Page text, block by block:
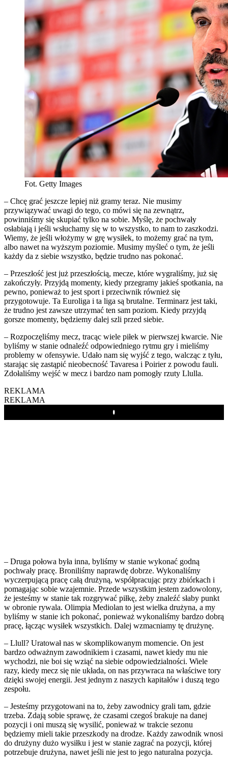
Fot. Getty Images
– Chcę grać jeszcze lepiej niż gramy teraz. Nie musimy
przywiązywać uwagi do tego, co mówi się na zewnątrz,
powinniśmy się skupiać tylko na sobie. Myślę, że pochwały
osłabiają i jeśli wsłuchamy się w to wszystko, to nam to zaszkodzi.
Wiemy, że jeśli włożymy w grę wysiłek, to możemy grać na tym,
albo nawet na wyższym poziomie. Musimy myśleć o tym, że jeśli
każdy da z siebie wszystko, będzie trudno nas pokonać.
– Przeszłość jest już przeszłością, mecze, które wygraliśmy, już się
zakończyły. Przyjdą momenty, kiedy przegramy jakieś spotkania, na
pewno, ponieważ to jest sport i przeciwnik również się
przygotowuje. Ta Euroliga i ta liga są brutalne. Terminarz jest taki,
że trudno jest zawsze utrzymać ten sam poziom. Kiedy przyjdą
gorsze momenty, będziemy dalej szli przed siebie.
– Rozpoczęliśmy mecz, tracąc wiele piłek w pierwszej kwarcie. Nie
byliśmy w stanie odnaleźć odpowiedniego rytmu gry i mieliśmy
problemy w ofensywie. Udało nam się wyjść z tego, walcząc z tyłu,
starając się zastąpić nieobecność Tavaresa i Poirier z powodu fauli.
Zdołaliśmy wejść w mecz i bardzo nam pomogły rzuty Llulla.
REKLAMA
REKLAMA
Play
– Druga połowa była inna, byliśmy w stanie wykonać godną
pochwały pracę. Broniliśmy naprawdę dobrze. Wykonaliśmy
wyczerpującą pracę całą drużyną, współpracując przy zbiórkach i
pomagając sobie wzajemnie. Przede wszystkim jestem zadowolony,
że jesteśmy w stanie tak rozgrywać piłkę, żeby znaleźć słaby punkt
w obronie rywala. Olimpia Mediolan to jest wielka drużyna, a my
byliśmy w stanie ich pokonać, ponieważ wykonaliśmy bardzo dobrą
pracę, łącząc wysiłek wszystkich. Dalej wzmacniamy tę drużynę.
– Llull? Uratował nas w skomplikowanym momencie. On jest
bardzo odważnym zawodnikiem i czasami, nawet kiedy mu nie
wychodzi, nie boi się wziąć na siebie odpowiedzialności. Wiele
razy, kiedy mecz się nie układa, on nas przywraca na właściwe tory
dzięki swojej energii. Jest jednym z naszych kapitałów i duszą tego
zespołu.
– Jesteśmy przygotowani na to, żeby zawodnicy grali tam, gdzie
trzeba. Zdają sobie sprawę, że czasami czegoś brakuje na danej
pozycji i oni muszą się wysilić, ponieważ w trakcie sezonu
będziemy mieli takie przeszkody na drodze. Każdy zawodnik wnosi
do drużyny dużo wysiłku i jest w stanie zagrać na pozycji, której
potrzebuje drużyna, nawet jeśli nie jest to jego naturalna pozycja.